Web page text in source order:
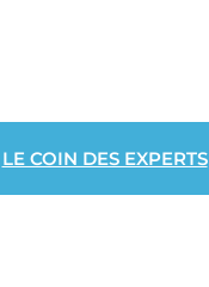
LE COIN DES EXPERTS